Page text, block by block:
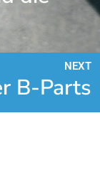
NEXT
B-Parts